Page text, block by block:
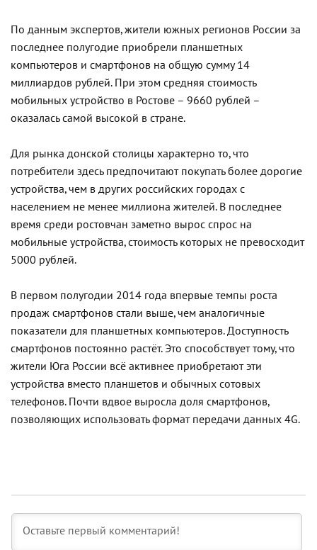
По данным экспертов, жители южных регионов России за
последнее полугодие приобрели планшетных
компьютеров и смартфонов на общую сумму 14
миллиардов рублей. При этом средняя стоимость
мобильных устройство в Ростове – 9660 рублей –
оказалась самой высокой в стране.
Для рынка донской столицы характерно то, что
потребители здесь предпочитают покупать более дорогие
устройства, чем в других российских городах с
населением не менее миллиона жителей. В последнее
время среди ростовчан заметно вырос спрос на
мобильные устройства, стоимость которых не превосходит
5000 рублей.
В первом полугодии 2014 года впервые темпы роста
продаж смартфонов стали выше, чем аналогичные
показатели для планшетных компьютеров. Доступность
смартфонов постоянно растёт. Это способствует тому, что
жители Юга России всё активнее приобретают эти
устройства вместо планшетов и обычных сотовых
телефонов. Почти вдвое выросла доля смартфонов,
позволяющих использовать формат передачи данных 4G.